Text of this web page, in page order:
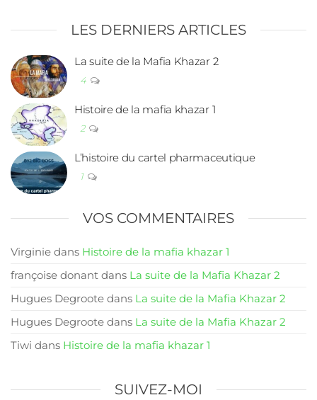
LES DERNIERS ARTICLES
La suite de la Mafia Khazar 2
4
Histoire de la mafia khazar 1
2
L’histoire du cartel pharmaceutique
1
VOS COMMENTAIRES
Virginie dans Histoire de la mafia khazar 1
françoise donant dans La suite de la Mafia Khazar 2
Hugues Degroote dans La suite de la Mafia Khazar 2
Hugues Degroote dans La suite de la Mafia Khazar 2
Tiwi dans Histoire de la mafia khazar 1
SUIVEZ-MOI